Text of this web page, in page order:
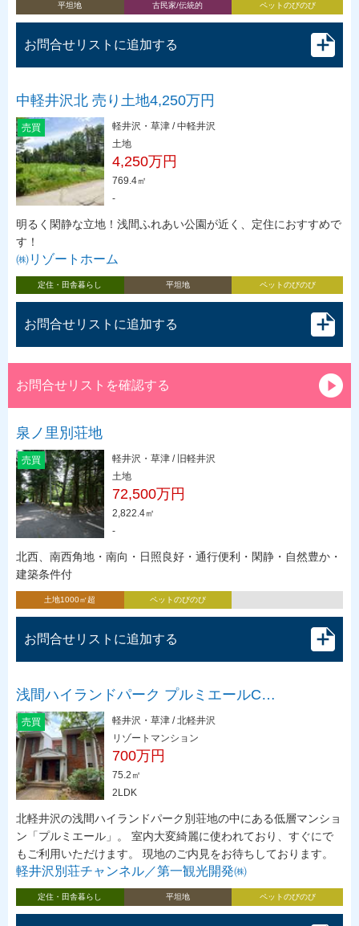
平坦地 古民家/伝統的 ペットのびのび
お問合せリストに追加する
中軽井沢北 売り土地4,250万円
売買
軽井沢・草津 / 中軽井沢
土地
4,250万円
769.4㎡
-
明るく閑静な立地！浅間ふれあい公園が近く、定住におすすめで
す！
㈱リゾートホーム
定住・田舎暮らし 平坦地 ペットのびのび
お問合せリストに追加する
お問合せリストを確認する
泉ノ里別荘地
売買
軽井沢・草津 / 旧軽井沢
土地
72,500万円
2,822.4㎡
-
北西、南西角地・南向・日照良好・通行便利・閑静・自然豊か・
建築条件付
土地1000㎡超 ペットのびのび
お問合せリストに追加する
浅間ハイランドパーク プルミエールC…
売買
軽井沢・草津 / 北軽井沢
リゾートマンション
700万円
75.2㎡
2LDK
北軽井沢の浅間ハイランドパーク別荘地の中にある低層マンショ
ン「プルミエール」。 室内大変綺麗に使われており、すぐにで
もご利用いただけます。 現地のご内見をお待ちしております。
軽井沢別荘チャンネル／第一観光開発㈱
定住・田舎暮らし 平坦地 ペットのびのび